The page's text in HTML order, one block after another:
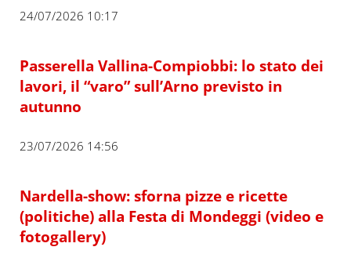
24/07/2026 10:17
Passerella Vallina-Compiobbi: lo stato dei
lavori, il “varo” sull’Arno previsto in
autunno
23/07/2026 14:56
Nardella-show: sforna pizze e ricette
(politiche) alla Festa di Mondeggi (video e
fotogallery)